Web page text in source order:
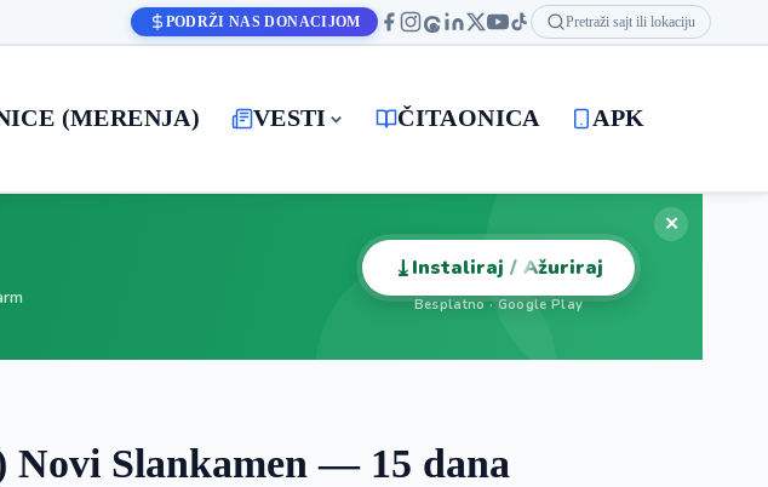
PODRŽI NAS DONACIJOM Pretraži sajt ili lokaciju
(MERENJA) VESTI ČITAONICA APK
⤓Instaliraj / Ažuriraj
Besplatno · Google Play
✕
Novi Slankamen — 15 dana